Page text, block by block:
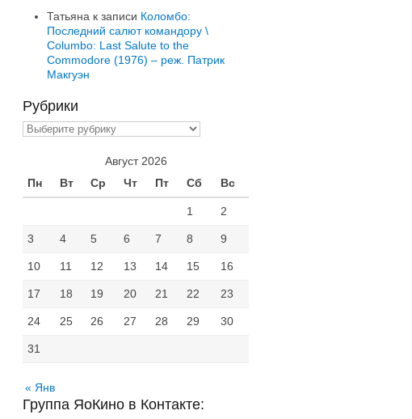
Татьяна к записи Коломбо:
Последний салют командору \
Columbo: Last Salute to the
Commodore (1976) – реж. Патрик
Макгуэн
Рубрики
Рубрики
Август 2026
Пн
Вт Ср Чт Пт Сб Вс
1 2
3 4 5 6 7 8 9
10 11 12 13 14 15 16
17 18 19 20 21 22 23
24 25 26 27 28 29 30
31
« Янв
Группа ЯоКино в Контакте: